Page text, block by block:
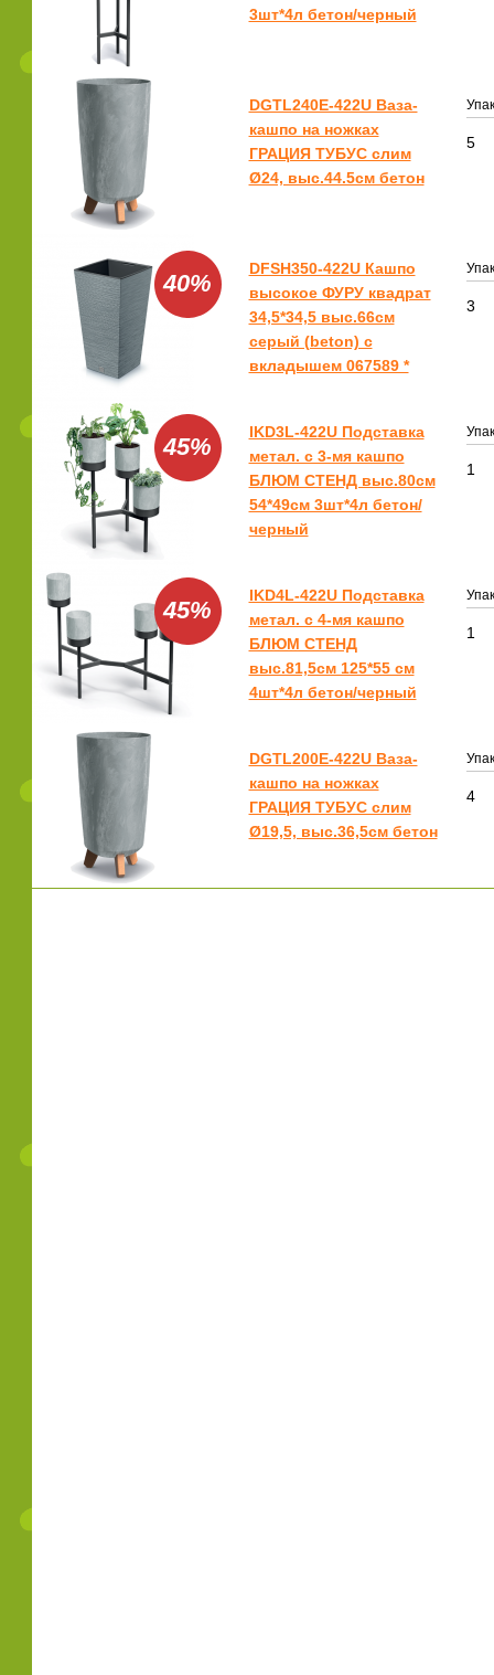
3шт*4л бетон/черный
DGTL240E-422U Ваза-
кашпо на ножках
ГРАЦИЯ ТУБУС слим
Ø24, выс.44.5см бетон
5
40%
DFSH350-422U Кашпо
высокое ФУРУ квадрат
34,5*34,5 выс.66см
серый (beton) с
вкладышем 067589 *
3
45%
IKD3L-422U Подставка
метал. с 3-мя кашпо
БЛЮМ СТЕНД выс.80см
54*49см 3шт*4л бетон/
черный
1
45%
IKD4L-422U Подставка
метал. с 4-мя кашпо
БЛЮМ СТЕНД
выс.81,5см 125*55 см
4шт*4л бетон/черный
1
DGTL200E-422U Ваза-
кашпо на ножках
ГРАЦИЯ ТУБУС слим
Ø19,5, выс.36,5см бетон
4